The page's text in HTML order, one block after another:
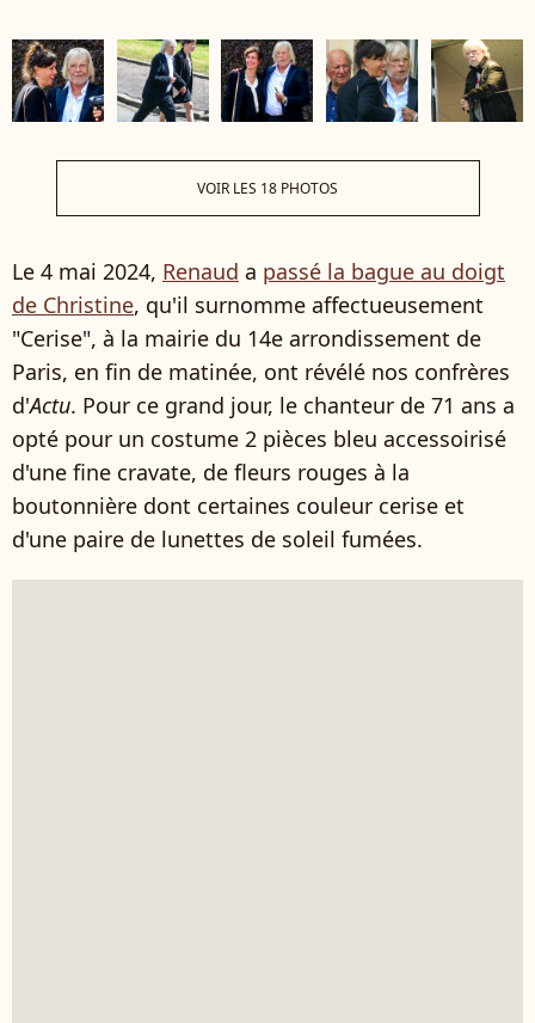
VOIR LES 18 PHOTOS
Le 4 mai 2024, Renaud a passé la bague au doigt
de Christine, qu'il surnomme affectueusement
"Cerise", à la mairie du 14e arrondissement de
Paris, en fin de matinée, ont révélé nos confrères
d'Actu. Pour ce grand jour, le chanteur de 71 ans a
opté pour un costume 2 pièces bleu accessoirisé
d'une fine cravate, de fleurs rouges à la
boutonnière dont certaines couleur cerise et
d'une paire de lunettes de soleil fumées.